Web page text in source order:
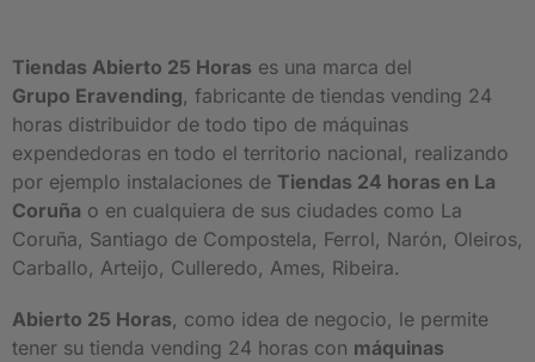
Tiendas Abierto 25 Horas es una marca del
Grupo Eravending, fabricante de tiendas vending 24
horas distribuidor de todo tipo de máquinas
expendedoras en todo el territorio nacional, realizando
por ejemplo instalaciones de Tiendas 24 horas en La
Coruña o en cualquiera de sus ciudades como La
Coruña, Santiago de Compostela, Ferrol, Narón, Oleiros,
Carballo, Arteijo, Culleredo, Ames, Ribeira.
Abierto 25 Horas, como idea de negocio, le permite
tener su tienda vending 24 horas con máquinas